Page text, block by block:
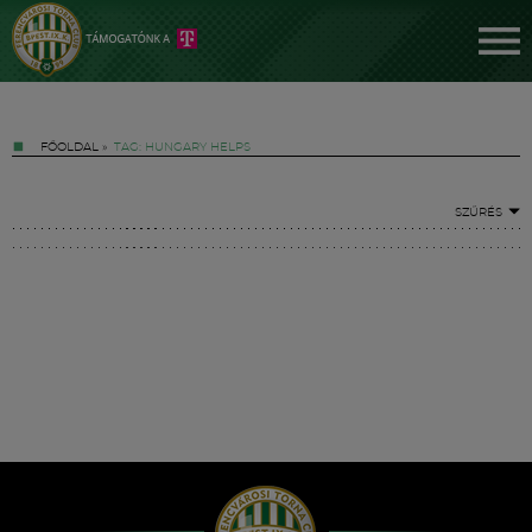
FŐOLDAL » TAG: HUNGARY HELPS
SZŰRÉS
Hírek